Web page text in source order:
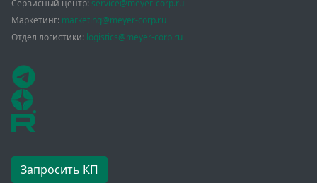
Сервисный центр: service@meyer-corp.ru
Маркетинг: marketing@meyer-corp.ru
Отдел логистики: logistics@meyer-corp.ru
Запросить КП